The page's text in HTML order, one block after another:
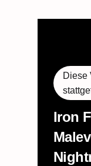
Diese
Iron